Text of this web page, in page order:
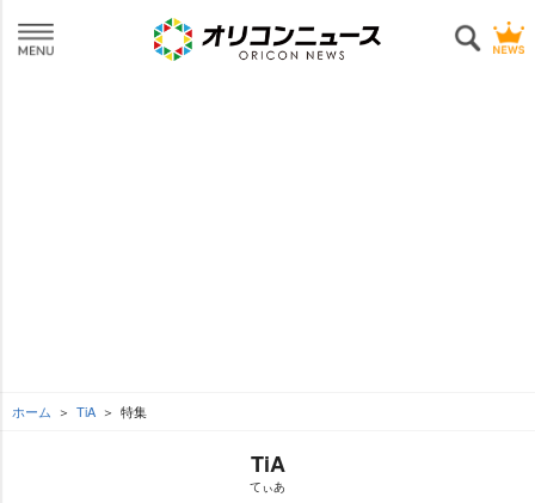
ホーム TiA 特集
TiA
てぃあ